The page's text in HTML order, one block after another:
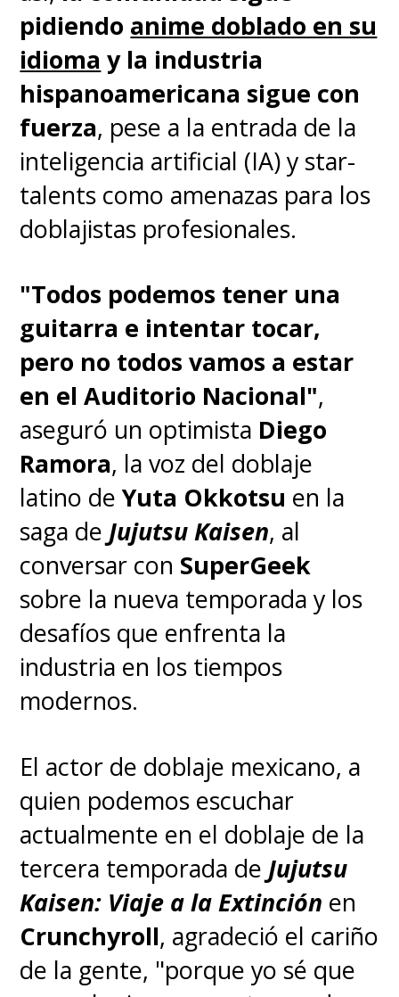
escolar. Y ahora, están a
punto de desafiar a los
campeones reinantes, la
escuela Preparatoria Sannoh
Kogyo", detalla la sinopsis.
¡Gracias amigos chilenos!
#TheFirstSlamDunkes el
título #3 en taquilla este
fin de semana! 🏀💥🇨🇱
¿Y tú ya viste
#SLAMDUNKMOVIE? ¡No
te quedes sin verla!
pic.twitter.com/A38zv19U7Q
— Konnichiwa! (@KonnichiwaFest)August 7, 2023
Inoue encabeza este proyecto
como director y guionista
a Yasuyuki Ebara(Kabaneri of
the Iron Fortress ) como
diseñador de personajes y
director de animación, además
deKatsuhiko Kitada, Naoki
Miyahara, Toshio Ōhashi y Yū
Kamatanicomo directores
pidiendo anime doblado en su
idioma y la industria
hispanoamericana sigue con
fuerza, pese a la entrada de la
inteligencia artificial (IA) y star-
talents como amenazas para los
doblajistas profesionales.
"Todos podemos tener una
guitarra e intentar tocar,
pero no todos vamos a estar
en el Auditorio Nacional",
aseguró un optimista Diego
Ramora, la voz del doblaje
latino deYuta Okkotsu en la
saga de Jujutsu Kaisen, al
conversar con SuperGeek
sobre la nueva temporada y los
desafíos que enfrenta la
industria en los tiempos
modernos.
El actor de doblaje mexicano, a
quien podemos escuchar
actualmente en el doblaje de la
tercera temporada de Jujutsu
Kaisen: Viaje a la Extinción en
Crunchyroll, agradeció el cariño
de la gente, "porque yo sé que